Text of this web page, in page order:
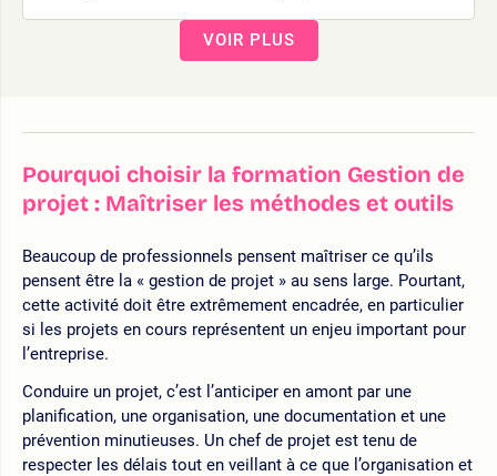
VOIR PLUS
Pourquoi choisir la formation Gestion de
projet : Maîtriser les méthodes et outils
Beaucoup de professionnels pensent maîtriser ce qu’ils
pensent être la « gestion de projet » au sens large. Pourtant,
cette activité doit être extrêmement encadrée, en particulier
si les projets en cours représentent un enjeu important pour
l’entreprise.
Conduire un projet, c’est l’anticiper en amont par une
planification, une organisation, une documentation et une
prévention minutieuses. Un chef de projet est tenu de
respecter les délais tout en veillant à ce que l’organisation et